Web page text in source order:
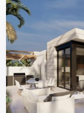
Previous